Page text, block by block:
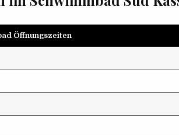
Öffnungszeiten